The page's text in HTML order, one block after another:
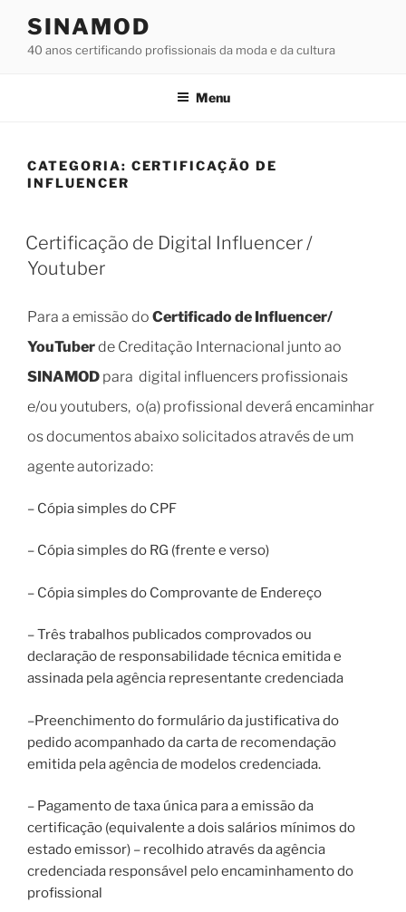
paraSINAMOD
40 anos certificando profissionais da moda e da cultura
Menu
CATEGORIA: CERTIFICAÇÃO DE
INFLUENCER
PUBLICADO
EM
Certificação de Digital Influencer /
Youtuber
Para a emissão do Certificado de Influencer/
YouTuberde Creditação Internacional junto ao
SINAMOD para digital influencers profissionais
e/ou youtubers, o(a) profissional deverá encaminhar
os documentos abaixo solicitados através de um
agente autorizado:
– Cópia simples do CPF
– Cópia simples do RG (frente e verso)
– Cópia simples do Comprovante de Endereço
– Três trabalhos publicados comprovados ou
declaração de responsabilidade técnica emitida e
assinada pela agência representante credenciada
–Preenchimento do formulário da justificativa do
pedido acompanhado da carta de recomendação
emitida pela agência de modelos credenciada.
– Pagamento de taxa única para a emissão da
certificação (equivalente a dois salários mínimos do
estado emissor) – recolhido através da agência
credenciada responsável pelo encaminhamento do
profissional